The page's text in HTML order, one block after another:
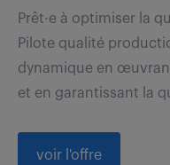
Prêt·e à optimiser la
Pilote qualité
dynamique en
et en garantissant la
voir l'offre